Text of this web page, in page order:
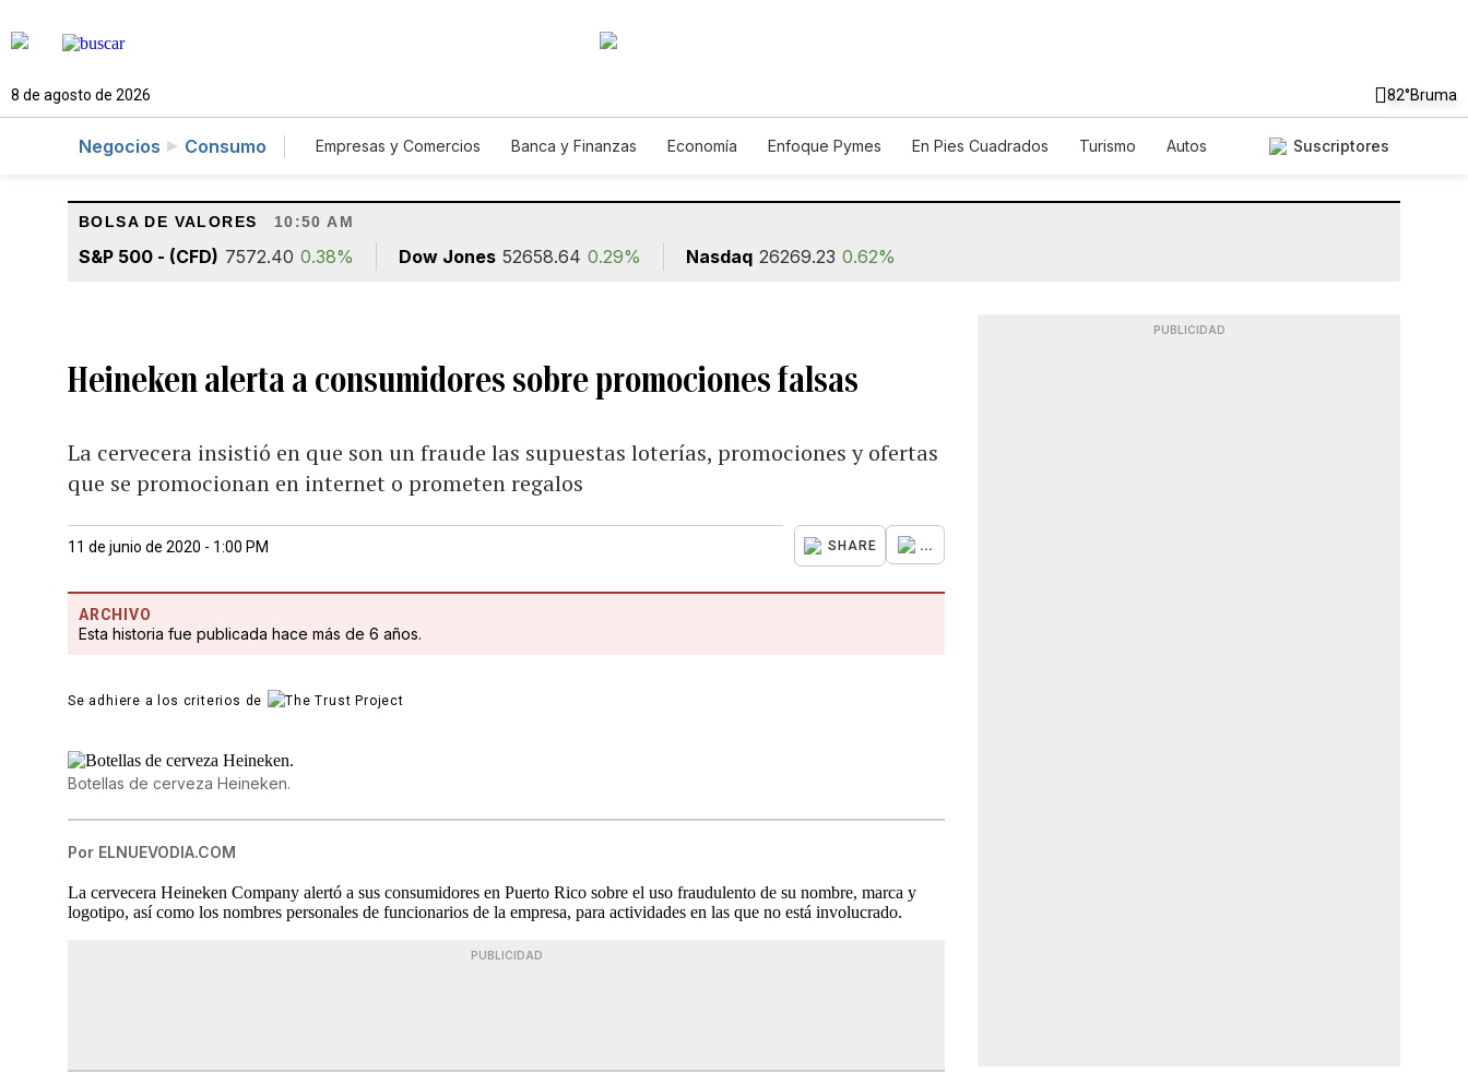
8 de agosto de 2026 82°Bruma
Negocios Consumo Empresas y Comercios Banca y Finanzas Economía Enfoque Pymes En Pies Cuadrados Turismo
Autos
Suscriptores
BOLSA DE VALORES 10:50 AM
S&P 500 - (CFD) 7572.40 0.38% Dow Jones 52658.64 0.29% Nasdaq 26269.23 0.62%
Heineken alerta a consumidores sobre promociones falsas
La cervecera insistió en que son un fraude las supuestas loterías, promociones y ofertas
que se promocionan en internet o prometen regalos
11 de junio de 2020 - 1:00 PM SHARE ...
ARCHIVO
Esta historia fue publicada hace más de 6 años.
Se adhiere a los criterios de
Botellas de cerveza Heineken.
Por ELNUEVODIA.COM
La cervecera Heineken Company alertó a sus consumidores en Puerto Rico sobre el uso fraudulento de su nombre, marca y
logotipo, así como los nombres personales de funcionarios de la empresa, para actividades en las que no está involucrado.
PUBLICIDAD
PUBLICIDAD